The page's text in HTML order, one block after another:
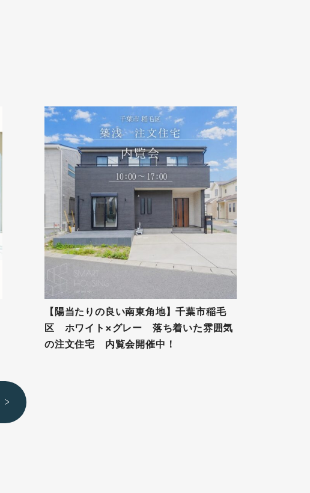
【陽当たりの良い南東角地】千葉市稲毛
区 ホワイト×グレー 落ち着いた雰囲気
の注文住宅 内覧会開催中！